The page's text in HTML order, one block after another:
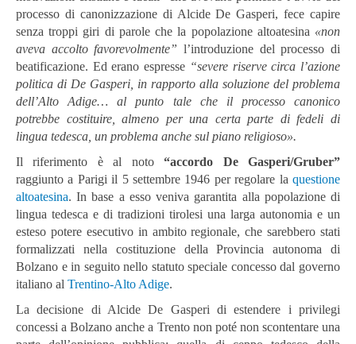
processo di canonizzazione di Alcide De Gasperi, fece capire
senza troppi giri di parole che la popolazione altoatesina «non
aveva accolto favorevolmente” l’introduzione del processo di
beatificazione. Ed erano espresse “severe riserve circa l’azione
politica di De Gasperi, in rapporto alla soluzione del problema
dell’Alto Adige… al punto tale che il processo canonico
potrebbe costituire, almeno per una certa parte di fedeli di
lingua tedesca, un problema anche sul piano religioso».
Il riferimento è al noto“accordo De Gasperi/Gruber”
raggiunto a Parigi il 5 settembre 1946 per regolare la questione
altoatesina. In base a esso veniva garantita alla popolazione di
lingua tedesca e di tradizioni tirolesi una larga autonomia e un
esteso potere esecutivo in ambito regionale, che sarebbero stati
formalizzati nella costituzione della Provincia autonoma di
Bolzano e in seguito nello statuto speciale concesso dal governo
italiano al Trentino-Alto Adige.
La decisione di Alcide De Gasperi di estendere i privilegi
concessi a Bolzano anche a Trento non poté non scontentare una